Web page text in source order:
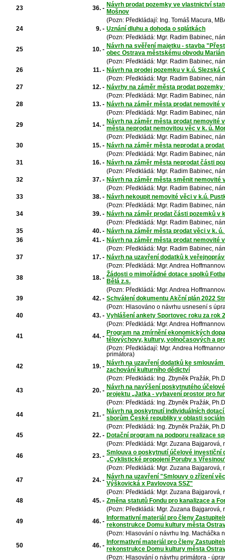
23
36. - Návrh prodat pozemky ve vlastnictví
Mošnov
(Pozn: Předkládají: Ing. Tomáš Macura,
24
9. - Uznání dluhu a dohoda o splátkách
(Pozn: Předkládá: Mgr. Radim Babinec,
25
10. - Návrh na svěření majetku - stavba
obec Ostrava městskému obvodu
(Pozn: Předkládá: Mgr. Radim Babinec,
26
11. - Návrh na prodej pozemku v k.ú. Slezská
(Pozn: Předkládá: Mgr. Radim Babinec,
27
12. - Návrhy na záměr města prodat
(Pozn: Předkládá: Mgr. Radim Babinec,
28
13. - Návrh na záměr města prodat nemovité
(Pozn: Předkládá: Mgr. Radim Babinec,
29
14. - Návrh na záměr města prodat nemovité
města neprodat nemovitou věc v k. ú.
(Pozn: Předkládá: Mgr. Radim Babinec,
30
15. - Návrh na záměr města neprodat a
(Pozn: Předkládá: Mgr. Radim Babinec,
31
16. - Návrh na záměr města neprodat části
(Pozn: Předkládá: Mgr. Radim Babinec,
32
37. - Návrh na záměr města směnit nemovité
(Pozn: Předkládá: Mgr. Radim Babinec,
33
38. - Návrh nekoupit nemovité věci v k.ú.
(Pozn: Předkládá: Mgr. Radim Babinec,
34
39. - Návrh na záměr prodat části pozemků v
(Pozn: Předkládá: Mgr. Radim Babinec,
35
40. - Návrh na záměr města prodat věci v k.
36
41. - Návrh na záměr města prodat nemovité
(Pozn: Předkládá: Mgr. Radim Babinec,
37
17. - Návrh na uzavření dodatků k
(Pozn: Předkládá: Mgr. Andrea
38
18. - Žádosti o mimořádné dotace spolků
Bělá z.s.
(Pozn: Předkládá: Mgr. Andrea
39
42. - Schválení dokumentu Akční plán 2022
(Pozn: Hlasováno o návrhu usnesení s
40
43. - Vyhlášení ankety Sportovec roku za rok
(Pozn: Předkládá: Mgr. Andrea
41
44. - Program na zmírnění ekonomických
tělovýchovy, kultury, volnočasových a
(Pozn: Předkládají: Mgr. Andrea
primátora)
42
19. - Návrh na uzavření dodatků ke
zachování kulturního dědictví
(Pozn: Předkládá: Ing. Zbyněk Pražák,
43
20. - Návrh na navýšení poskytnutého
projektu „Jatka - vybavení prostor pro
(Pozn: Předkládá: Ing. Zbyněk Pražák,
44
21. - Návrh na poskytnutí individuálních
sborům České republiky v oblasti
(Pozn: Předkládá: Ing. Zbyněk Pražák,
45
22. - Dotační program na podporu realizace
(Pozn: Předkládá: Mgr. Zuzana Bajgarová,
46
23. - Smlouva o poskytnutí účelové investiční
„Cyklistické propojení Poruby s
(Pozn: Předkládá: Mgr. Zuzana Bajgarová,
47
24. - Návrh na uzavření "Smlouvy o zřízení
Výškovická x Pavlovova SSZ"
(Pozn: Předkládá: Mgr. Zuzana Bajgarová,
48
45. - Změna statutů Fondu pro kanalizace a
(Pozn: Předkládá: Mgr. Zuzana Bajgarová,
49
46. - Informativní materiál pro členy
rekonstrukce Domu kultury města
(Pozn: Hlasování o návrhu Ing. Macháčka
50
46. - Informativní materiál pro členy
rekonstrukce Domu kultury města
(Pozn: Hlasování o návrhu primátora -